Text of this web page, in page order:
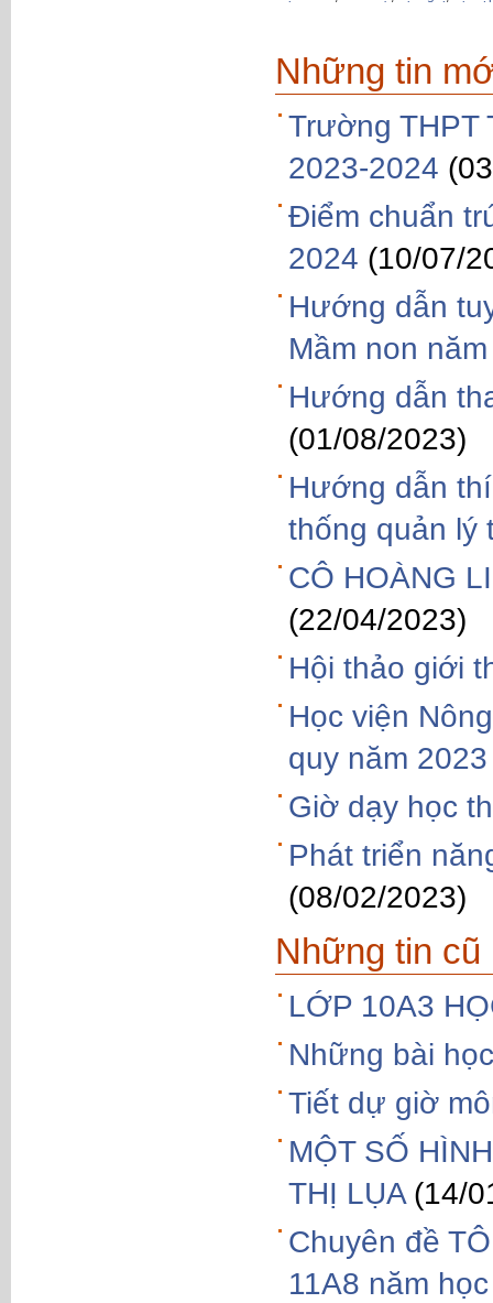
Những tin
Trường THPT
2023-2024
Điểm chuẩn
2024 (10/07/
Hướng dẫn
Mầm non
Hướng dẫn
(01/08/2023)
Hướng dẫn
thống quản lý
CÔ HOÀNG
(22/04/2023)
Hội thảo giới
Học viện
quy năm 2023
Giờ dạy học
Phát triển
(08/02/2023)
Những tin cũ
LỚP 10A3
Những bài
Tiết dự giờ
MỘT SỐ
THỊ LỤA (14/
Chuyên đề
11A8 năm